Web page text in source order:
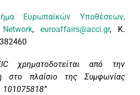
Ευρωπαϊκών Υποθέσεων,
, euroaffairs@acci.gr, Κ.
χρηματοδοτείται από την
στο πλαίσιο της Συμφωνίας
101075818”